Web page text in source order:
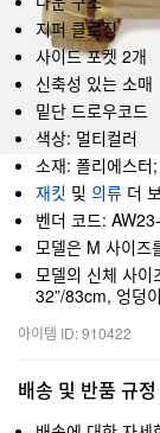
지퍼 클로징
사이드 포켓 2개
신축성 있는 소매
밑단 드로우코드
색상: 멀티컬러
소재: 폴리에스
재킷 및 의류 더
벤더 코드:
모델은 M 사이즈
모델의 신체 사
32”/83cm, 엉덩
아이템 ID: 910422
배송 및 반품 규정